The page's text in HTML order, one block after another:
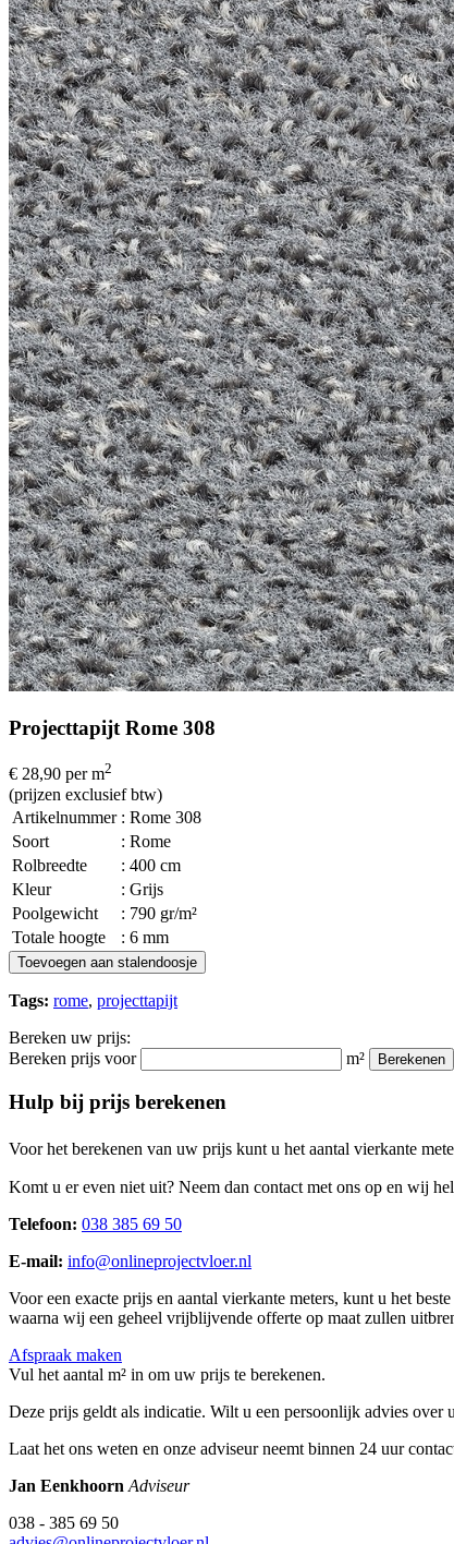
Projecttapijt Rome 308
€ 28,90 per m2
(prijzen exclusief btw)
Artikelnummer : Rome 308
Soort
: Rome
Rolbreedte
: 400 cm
Kleur
: Grijs
Poolgewicht
: 790 gr/m²
Totale hoogte
: 6 mm
Toevoegen aan stalendoosje
Tags: rome, projecttapijt
Bereken uw prijs:
Bereken prijs voor
m² Berekenen
Hulp bij prijs berekenen
Voor het berekenen van uw prijs kunt u het aantal vierkante
Komt u er even niet uit? Neem dan contact met ons op en wij
Telefoon: 038 385 69 50
E-mail: info@onlineprojectvloer.nl
Voor een exacte prijs en aantal vierkante meters, kunt u het beste
waarna wij een geheel vrijblijvende offerte op maat zullen
Afspraak maken
Vul het aantal m² in om uw prijs te berekenen.
Deze prijs geldt als indicatie. Wilt u een persoonlijk advies over
Laat het ons weten en onze adviseur neemt binnen 24 uur
Jan Eenkhoorn Adviseur
038 - 385 69 50